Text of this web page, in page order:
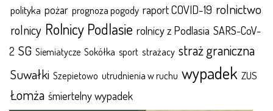
polityka pożar prognoza pogody raport COVID-19 rolnictwo
rolnicy Rolnicy Podlasie rolnicy z Podlasia SARS-CoV-
2 SG Siemiatycze Sokółka sport strażacy straż graniczna
Suwałki Szepietowo utrudnienia w ruchu wypadek ZUS
Łomża śmiertelny wypadek